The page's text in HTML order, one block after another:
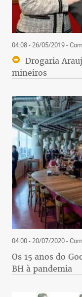
04:08 - 26/05/2019-
Drogaria
mineiros
04:00 - 20/07/2020-
Os 15 anos do
BH à pandemia